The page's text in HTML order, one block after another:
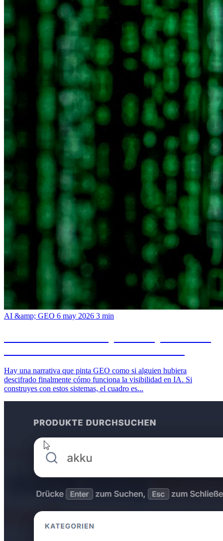
AI &amp; GEO 6 may 2026 3 min
Hay una narrativa que pinta GEO como si alguien hubiera
descifrado finalmente cómo funciona la visibilidad en IA. Si
construyes con estos sistemas, el cuadro es...